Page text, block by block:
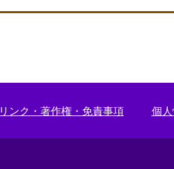
リンク・著作権・免責事項 個